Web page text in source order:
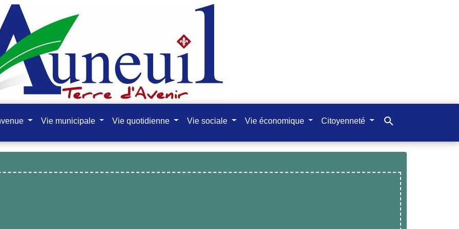
Vie municipale Vie quotidienne Vie sociale Vie économique Citoyenneté search